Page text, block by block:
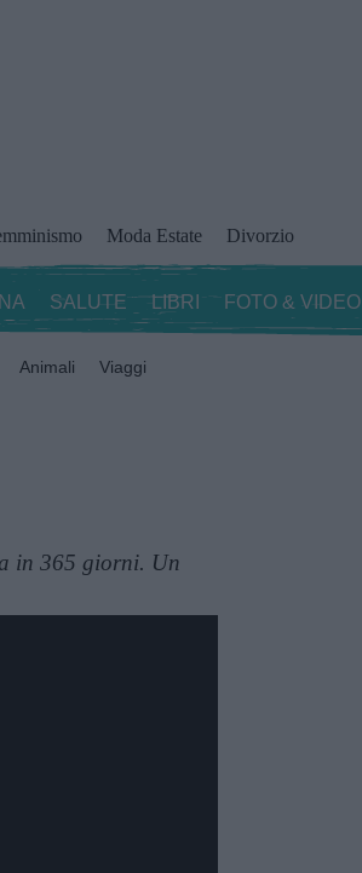
Moda Estate Divorzio
SALUTE LIBRI FOTO & VIDEO
Animali Viaggi
in 365 giorni. Un